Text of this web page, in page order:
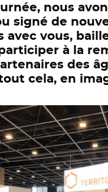
nous
signé de
avec vous,
à la
des
cela, en